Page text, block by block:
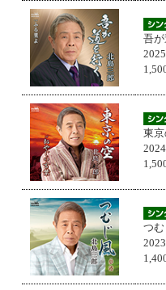
吾
東
つ